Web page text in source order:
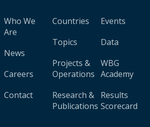
Who We
Are
News
Careers
Contact
Countries
Topics
Projects &
Operations
Research &
Publications
Events
Data
WBG
Academy
Results
Scorecard